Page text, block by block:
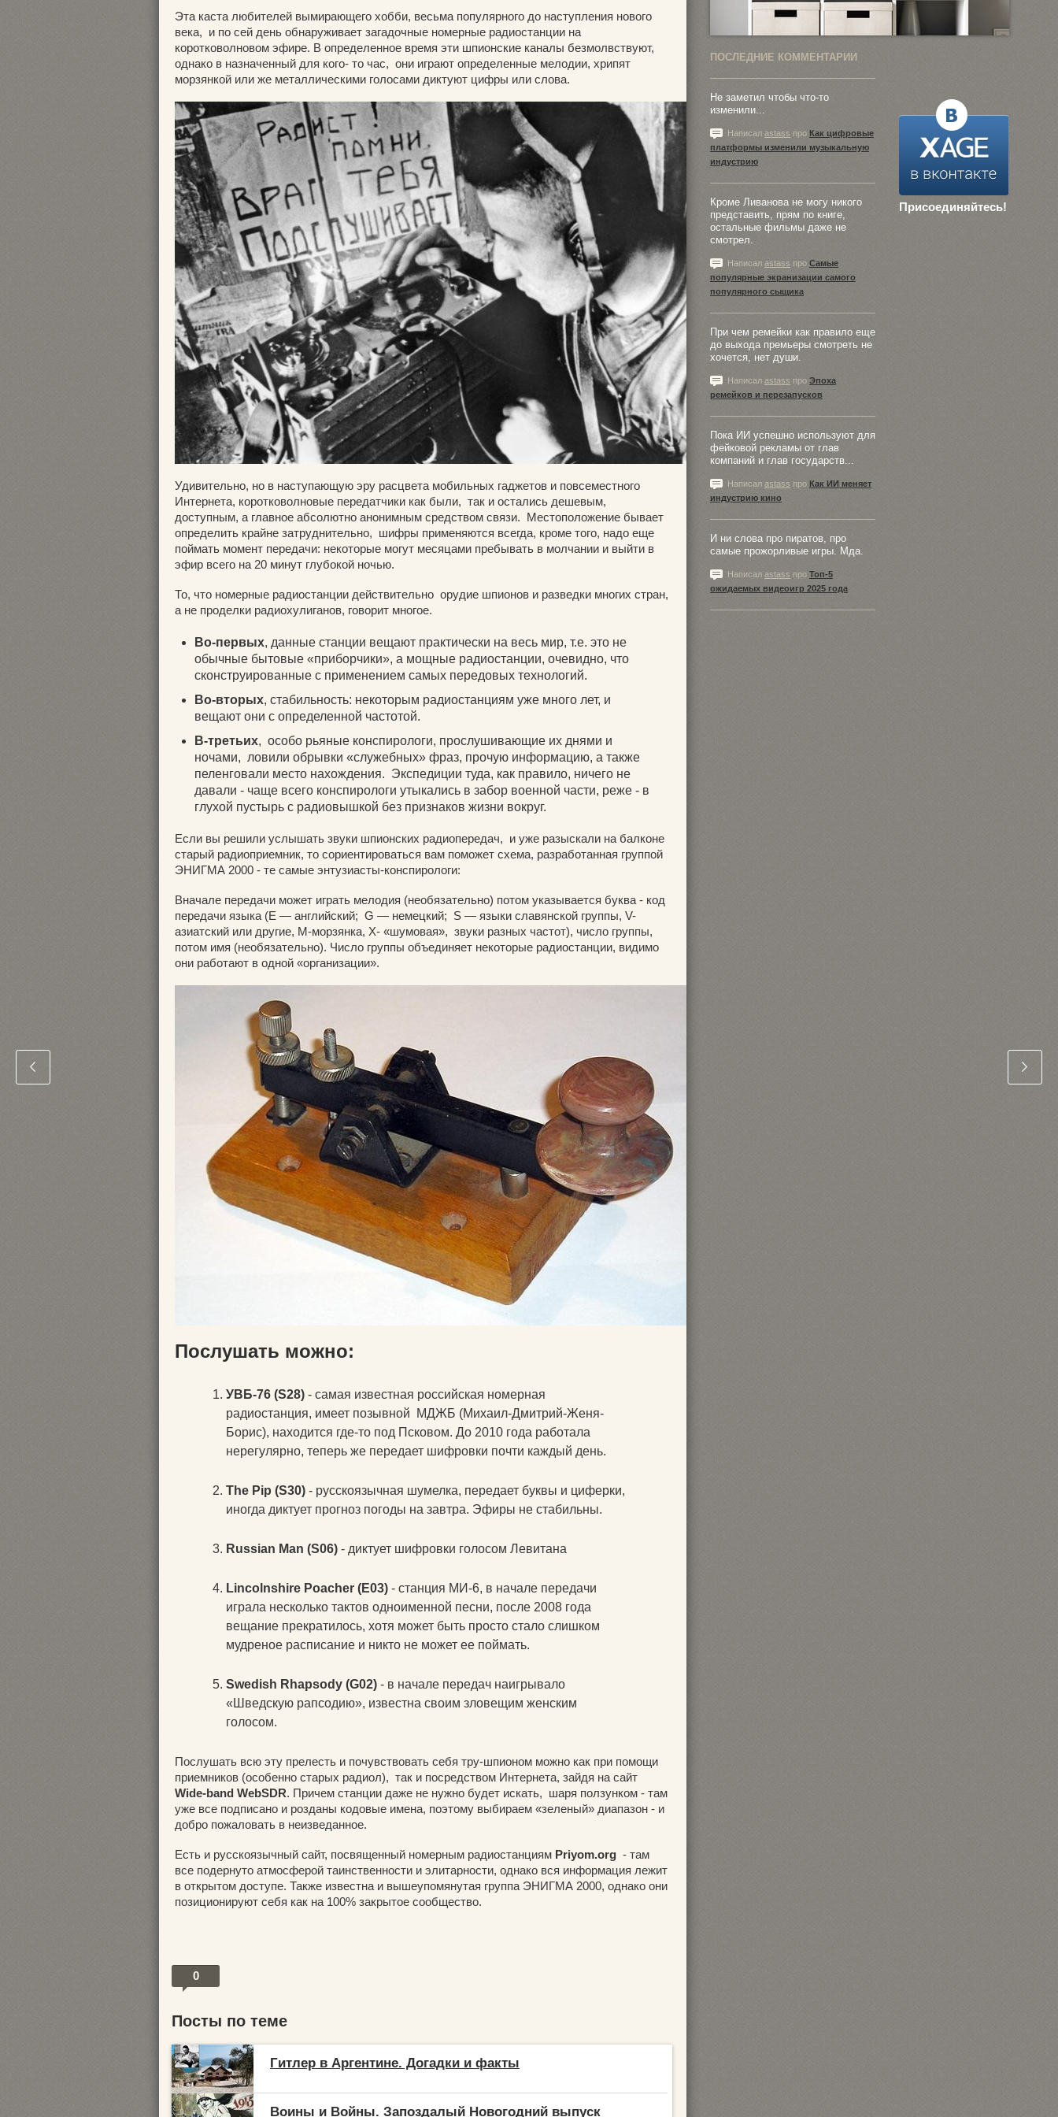
Эта каста любителей вымирающего хобби, весьма популярного до наступления нового
века, и по сей день обнаруживает загадочные номерные радиостанции на
коротковолновом эфире. В определенное время эти шпионские каналы безмолвствуют,
однако в назначенный для кого- то час, они играют определенные мелодии, хрипят
морзянкой или же металлическими голосами диктуют цифры или слова.
Удивительно, но в наступающую эру расцвета мобильных гаджетов и повсеместного
Интернета, коротковолновые передатчики как были, так и остались дешевым,
доступным, а главное абсолютно анонимным средством связи. Местоположение бывает
определить крайне затруднительно, шифры применяются всегда, кроме того, надо еще
поймать момент передачи: некоторые могут месяцами пребывать в молчании и выйти в
эфир всего на 20 минут глубокой ночью.
То, что номерные радиостанции действительно орудие шпионов и разведки многих стран,
а не проделки радиохулиганов, говорит многое.
Во-первых, данные станции вещают практически на весь мир, т.е. это не
обычные бытовые «приборчики», а мощные радиостанции, очевидно, что
сконструированные с применением самых передовых технологий.
Во-вторых, стабильность: некоторым радиостанциям уже много лет, и
вещают они с определенной частотой.
В-третьих, особо рьяные конспирологи, прослушивающие их днями и
ночами, ловили обрывки «служебных» фраз, прочую информацию, а также
пеленговали место нахождения. Экспедиции туда, как правило, ничего не
давали - чаще всего конспирологи утыкались в забор военной части, реже - в
глухой пустырь с радиовышкой без признаков жизни вокруг.
Если вы решили услышать звуки шпионских радиопередач, и уже разыскали на балконе
старый радиоприемник, то сориентироваться вам поможет схема, разработанная группой
ЭНИГМА 2000 - те самые энтузиасты-конспирологи:
Вначале передачи может играть мелодия (необязательно) потом указывается буква - код
передачи языка (E — английский; G — немецкий; S — языки славянской группы, V-
азиатский или другие, М-морзянка, Х- «шумовая», звуки разных частот), число группы,
потом имя (необязательно). Число группы объединяет некоторые радиостанции, видимо
они работают в одной «организации».
Послушать можно:
УВБ-76 (S28) - самая известная российская номерная
радиостанция, имеет позывной МДЖБ (Михаил-Дмитрий-Женя-
Борис), находится где-то под Псковом. До 2010 года работала
нерегулярно, теперь же передает шифровки почти каждый день.
The Pip (S30) - русскоязычная шумелка, передает буквы и циферки,
иногда диктует прогноз погоды на завтра. Эфиры не стабильны.
Russian Man (S06) - диктует шифровки голосом Левитана
Lincolnshire Poacher (Е03) - станция МИ-6, в начале передачи
играла несколько тактов одноименной песни, после 2008 года
вещание прекратилось, хотя может быть просто стало слишком
мудреное расписание и никто не может ее поймать.
Swedish Rhapsody (G02) - в начале передач наигрывало
«Шведскую рапсодию», известна своим зловещим женским
голосом.
Послушать всю эту прелесть и почувствовать себя тру-шпионом можно как при помощи
приемников (особенно старых радиол), так и посредством Интернета, зайдя на сайт
Wide-band WebSDR. Причем станции даже не нужно будет искать, шаря ползунком - там
уже все подписано и розданы кодовые имена, поэтому выбираем «зеленый» диапазон - и
добро пожаловать в неизведанное.
Есть и русскоязычный сайт, посвященный номерным радиостанциям Priyom.org - там
все подернуто атмосферой таинственности и элитарности, однако вся информация лежит
в открытом доступе. Также известна и вышеупомянутая группа ЭНИГМА 2000, однако они
позиционируют себя как на 100% закрытое сообщество.
0
Посты по теме
Гитлер в Аргентине. Догадки и факты
Воины и Войны. Запоздалый Новогодний выпуск
ПОСЛЕДНИЕ КОММЕНТАРИИ
Присоединяйтесь!
Не заметил чтобы что-то
изменили...
Написал astass про Как цифровые
платформы изменили музыкальную
индустрию
Кроме Ливанова не могу никого
представить, прям по книге,
остальные фильмы даже не
смотрел.
Написал astass про Самые
популярные экранизации самого
популярного сыщика
При чем ремейки как правило еще
до выхода премьеры смотреть не
хочется, нет души.
Написал astass про Эпоха
ремейков и перезапусков
Пока ИИ успешно используют для
фейковой рекламы от глав
компаний и глав государств...
Написал astass про Как ИИ меняет
индустрию кино
И ни слова про пиратов, про
самые прожорливые игры. Мда.
Написал astass про Топ-5
ожидаемых видеоигр 2025 года